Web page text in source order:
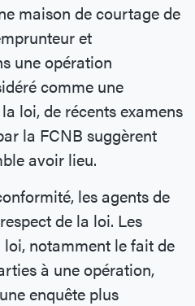
maison de courtage de
et
une opération
comme une
loi, de récents examens
la FCNB suggèrent
avoir lieu.
les agents de
de la loi. Les
notamment le fait de
à une opération,
enquête plus